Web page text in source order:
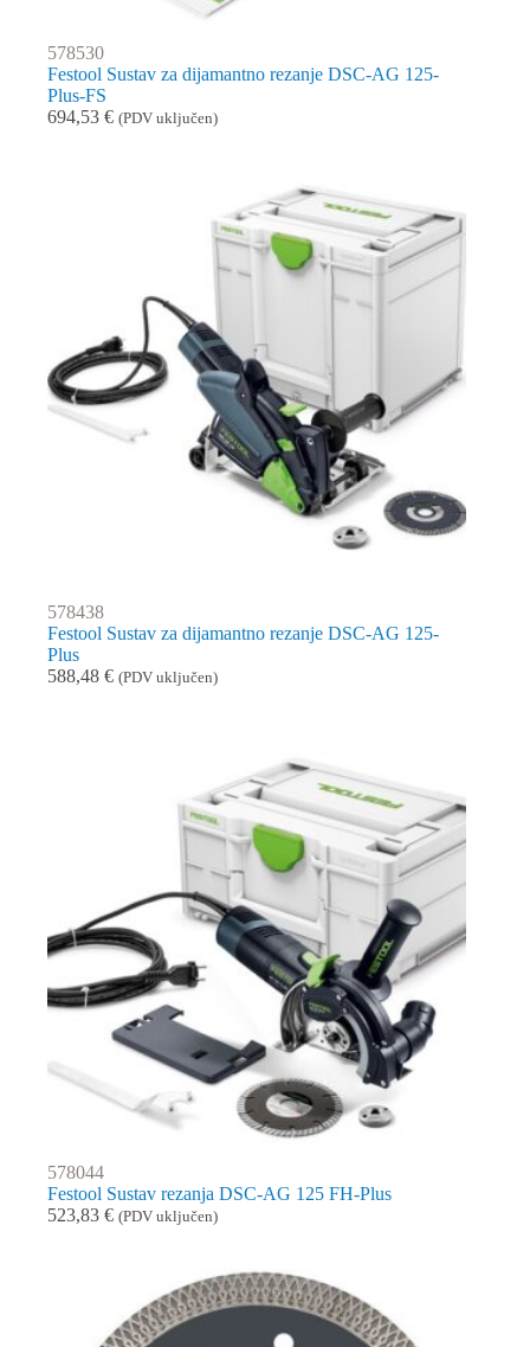
578530
Festool Sustav za dijamantno rezanje DSC-AG 125-
Plus-FS
694,53 € (PDV uključen)
578438
Festool Sustav za dijamantno rezanje DSC-AG 125-
Plus
588,48 € (PDV uključen)
578044
Festool Sustav rezanja DSC-AG 125 FH-Plus
523,83 € (PDV uključen)